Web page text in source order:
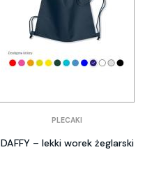
PLECAKI
DAFFY – lekki worek żeglarski